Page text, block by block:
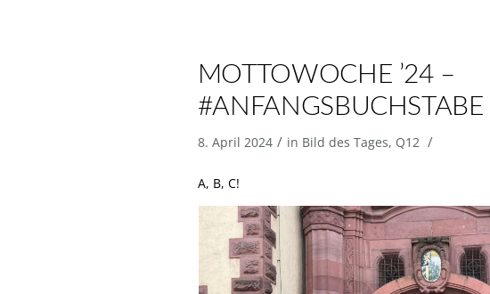
MOTTOWOCHE ’24 –
#ANFANGSBUCHSTABE
8. April 2024 / in Bild des Tages, Q12 /
A, B, C!